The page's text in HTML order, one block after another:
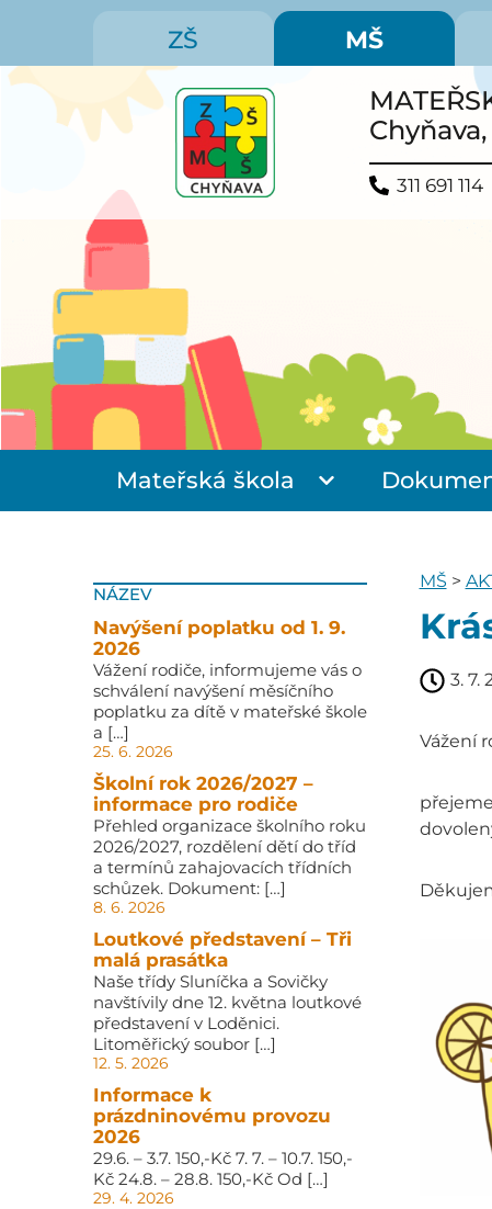
ZŠ MŠ
311 691 114
Mateřská škola
NÁZEV
Navýšení poplatku od 1. 9.
2026
Vážení rodiče, informujeme vás o
schválení navýšení měsíčního
poplatku za dítě v mateřské škole
a […]
25. 6. 2026
Školní rok 2026/2027 –
informace pro rodiče
Přehled organizace školního roku
2026/2027, rozdělení dětí do tříd
a termínů zahajovacích třídních
schůzek. Dokument: […]
8. 6. 2026
Loutkové představení – Tři
malá prasátka
Naše třídy Sluníčka a Sovičky
navštívily dne 12. května loutkové
představení v Loděnici.
Litoměřický soubor […]
12. 5. 2026
Informace k
prázdninovému provozu
2026
29.6. – 3.7. 150,-Kč 7. 7. – 10.7. 150,-
Kč 24.8. – 28.8. 150,-Kč Od […]
29. 4. 2026
MŠ >
3. 7.
Vážení